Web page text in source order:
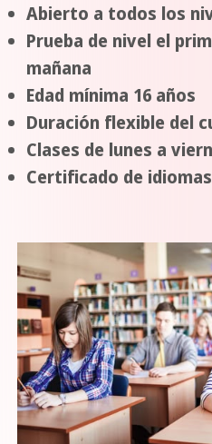
Abierto a todos los
Prueba de nivel el
mañana
Edad mínima 16 años
Duración flexible del
Clases de lunes a
Certificado de